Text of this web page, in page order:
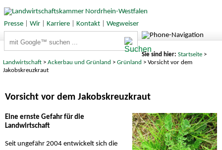
Presse| Wir| Karriere| Kontakt| Wegweiser
Sie sind hier: Startseite>
Landwirtschaft >Ackerbau und Grünland >Grünland > Vorsicht vor dem
Jakobskreuzkraut
Vorsicht vor dem Jakobskreuzkraut
Eine ernste Gefahr für die
Landwirtschaft
Seit ungefähr 2004 entwickelt sich die